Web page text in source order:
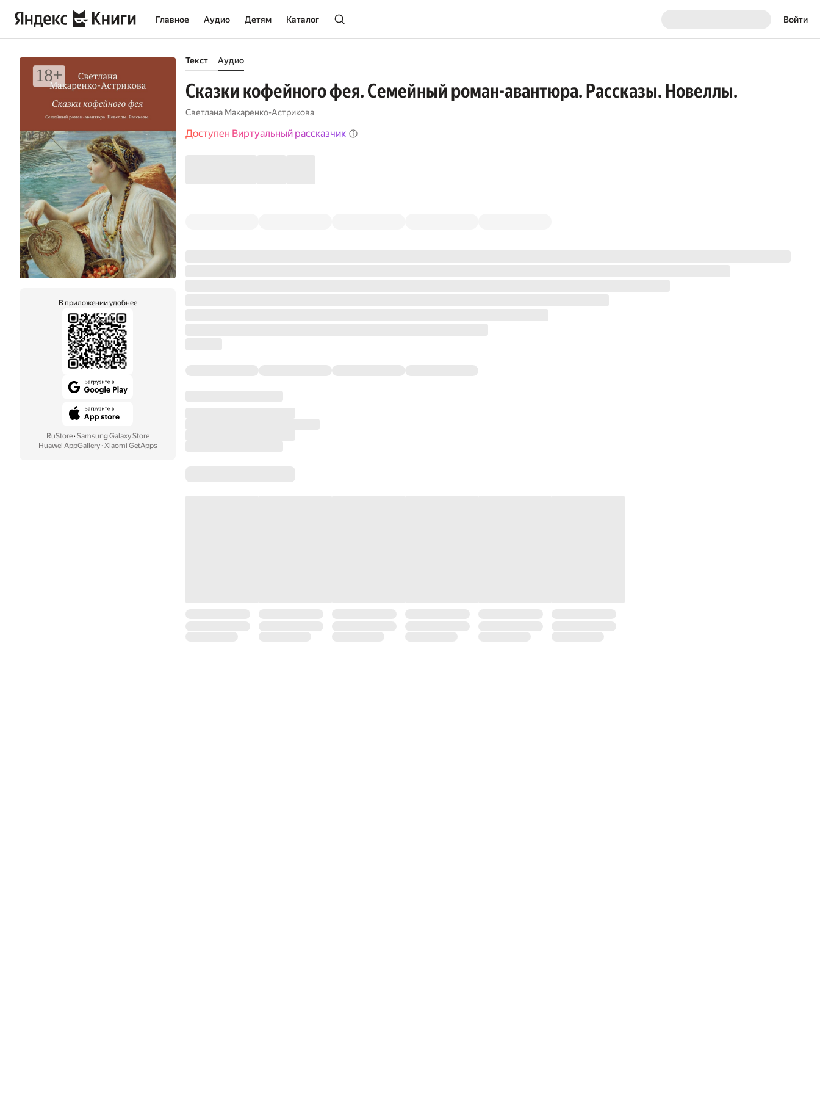
Главное Аудио Детям Каталог Войти
В приложении удобнее
RuStore· Samsung Galaxy Store
Huawei AppGallery· Xiaomi GetApps
Текст Аудио
Сказки кофейного фея. Семейный роман-авантюра. Рассказы. Новеллы.
Светлана Макаренко-Астрикова
Доступен Виртуальный рассказчик